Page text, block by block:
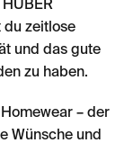
du zeitlose
und das gute
zu haben.
– der
Wünsche und